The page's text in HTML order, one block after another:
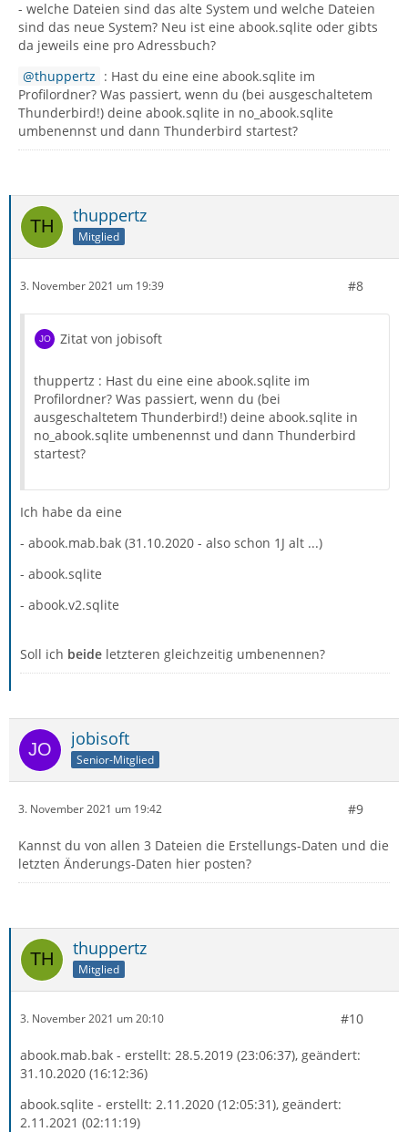
- welche Dateien sind das alte System und welche Dateien
sind das neue System? Neu ist eine abook.sqlite oder gibts
da jeweils eine pro Adressbuch?
thuppertz : Hast du eine eine abook.sqlite im
Profilordner? Was passiert, wenn du (bei ausgeschaltetem
Thunderbird!) deine abook.sqlite in no_abook.sqlite
umbenennst und dann Thunderbird startest?
thuppertz
Mitglied
3. November 2021 um 19:39 #8
Zitat von jobisoft
thuppertz : Hast du eine eine abook.sqlite im
Profilordner? Was passiert, wenn du (bei
ausgeschaltetem Thunderbird!) deine abook.sqlite in
no_abook.sqlite umbenennst und dann Thunderbird
startest?
Ich habe da eine
- abook.mab.bak (31.10.2020 - also schon 1J alt ...)
- abook.sqlite
- abook.v2.sqlite
Soll ich beide letzteren gleichzeitig umbenennen?
jobisoft
Senior-Mitglied
3. November 2021 um 19:42 #9
Kannst du von allen 3 Dateien die Erstellungs-Daten und die
letzten Änderungs-Daten hier posten?
thuppertz
Mitglied
3. November 2021 um 20:10 #10
abook.mab.bak - erstellt: 28.5.2019 (23:06:37), geändert:
31.10.2020 (16:12:36)
abook.sqlite - erstellt: 2.11.2020 (12:05:31), geändert:
2.11.2021 (02:11:19)